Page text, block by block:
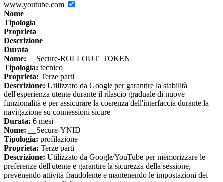
www.youtube.com
Nome
Tipologia
Proprieta
Descrizione
Durata
Nome: __Secure-ROLLOUT_TOKEN
Tipologia: tecnico
Proprieta: Terze parti
Descrizione: Utilizzato da Google per garantire la stabilità
dell'esperienza utente durante il rilascio graduale di nuove
funzionalità e per assicurare la coerenza dell'interfaccia durante la
navigazione su connessioni sicure.
Durata: 6 mesi
Nome: __Secure-YNID
Tipologia: profilazione
Proprieta: Terze parti
Descrizione: Utilizzato da Google/YouTube per memorizzare le
preferenze dell'utente e garantire la sicurezza della sessione,
prevenendo attività fraudolente e mantenendo le impostazioni dei